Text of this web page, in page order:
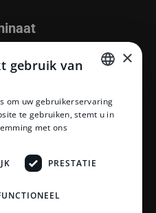
DUTCH
×
gebruik van
om uw gebruikerservaring
te gebruiken, stemt u in
met ons
PRESTATIE